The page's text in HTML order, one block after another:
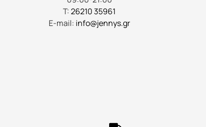
Τ:26210 35961
E-mail: info@jennys.gr